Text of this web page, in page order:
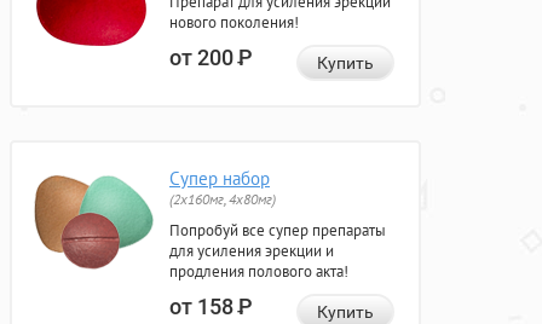
нового поколения!
от 200Р Купить
Супер набор
(2х160мг, 4х80мг)
Попробуй все супер препараты
для усиления эрекции и
продления полового акта!
от 158Р Купить